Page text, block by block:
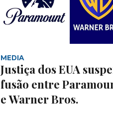
MEDIA
Justiça dos EUA
fusão entre
e Warner Bros.